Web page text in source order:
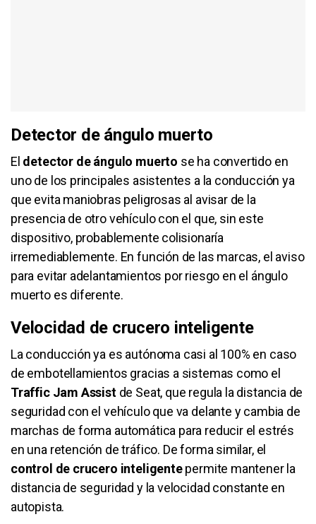
Detector de ángulo muerto
El detector de ángulo muerto se ha convertido en
uno de los principales asistentes a la conducción ya
que evita maniobras peligrosas al avisar de la
presencia de otro vehículo con el que, sin este
dispositivo, probablemente colisionaría
irremediablemente. En función de las marcas, el aviso
para evitar adelantamientos por riesgo en el ángulo
muerto es diferente.
Velocidad de crucero inteligente
La conducción ya es autónoma casi al 100% en caso
de embotellamientos gracias a sistemas como el
Traffic Jam Assistde Seat, que regula la distancia de
seguridad con el vehículo que va delante y cambia de
marchas de forma automática para reducir el estrés
en una retención de tráfico. De forma similar, el
control de crucero inteligentepermite mantener la
distancia de seguridad y la velocidad constante en
autopista.